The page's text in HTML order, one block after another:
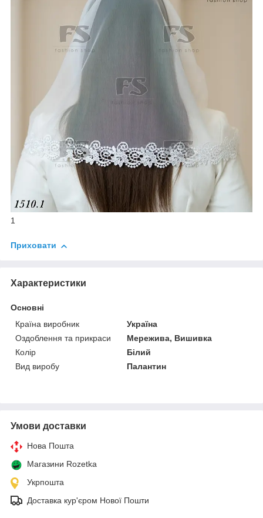
1
Приховати
Характеристики
Основні
Країна виробник
Україна
Оздоблення та прикраси
Мережива, Вишивка
Колір
Білий
Вид виробу
Палантин
Умови доставки
Нова Пошта
Магазини Rozetka
Укрпошта
Доставка кур'єром Нової Пошти